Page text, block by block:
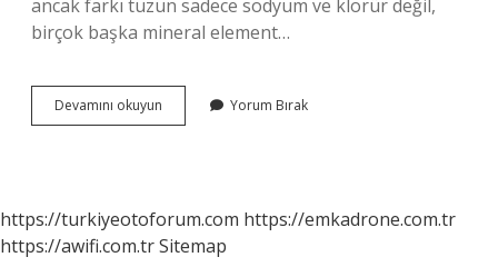
ancak farkı tuzun sadece sodyum ve klorür değil,
birçok başka mineral element…
Devamını okuyun
Tuzu
Fark
Nedir
Yorum Bırak
https://turkiyeotoforum.com https://emkadrone.com.tr
https://awifi.com.trSitemap